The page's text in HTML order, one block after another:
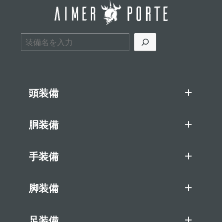
検索
頭装備
胴装備
手装備
脚装備